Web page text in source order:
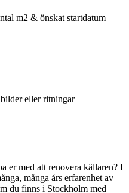
m2 & önskat startdatum
eller ritningar
er med att renovera källaren? I
många års erfarenhet av
du finns i Stockholm med